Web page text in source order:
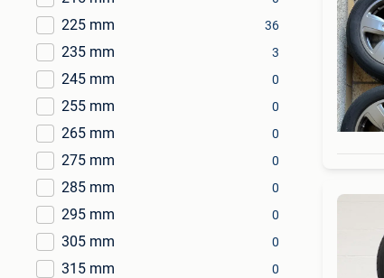
225 mm 36
235 mm 3
245 mm 0
255 mm 0
265 mm 0
275 mm 0
285 mm 0
295 mm 0
305 mm 0
315 mm 0